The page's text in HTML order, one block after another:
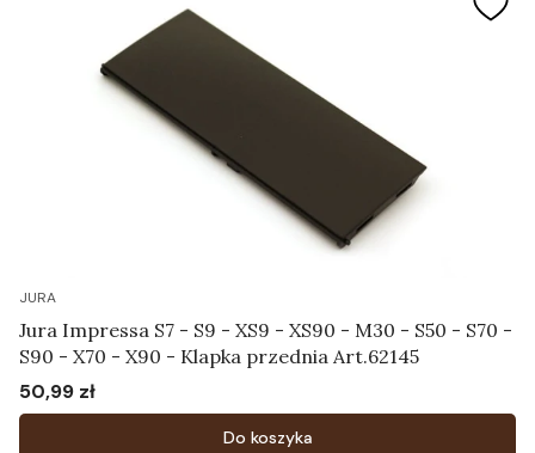
JURA
Jura Impressa S7 - S9 - XS9 - XS90 - M30 - S50 - S70 -
S90 - X70 - X90 - Klapka przednia Art.62145
Cena
50,99 zł
Do koszyka